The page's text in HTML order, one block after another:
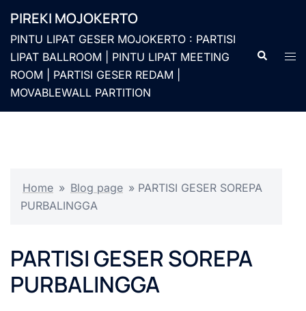
kePIREKI MOJOKERTO
PINTU LIPAT GESER MOJOKERTO : PARTISI
LIPAT BALLROOM | PINTU LIPAT MEETING
ROOM | PARTISI GESER REDAM |
MOVABLEWALL PARTITION
Cari
Home » Blog page » PARTISI GESER SOREPA
PURBALINGGA
PARTISI GESER SOREPA
PURBALINGGA